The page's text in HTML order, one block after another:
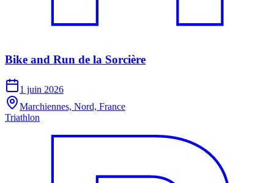
Bike and Run de la Sorcière
1 juin 2026
Marchiennes, Nord, France
Triathlon